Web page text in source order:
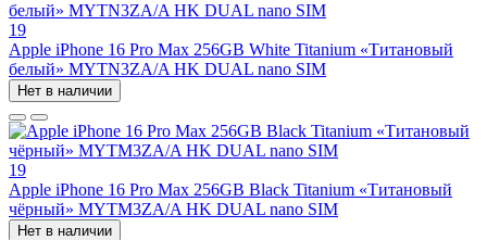
19
Apple iPhone 16 Pro Max 256GB White Titanium «Титановый
белый» MYTN3ZA/A HK DUAL nano SIM
Нет в наличии
19
Apple iPhone 16 Pro Max 256GB Black Titanium «Титановый
чёрный» MYTM3ZA/A HK DUAL nano SIM
Нет в наличии